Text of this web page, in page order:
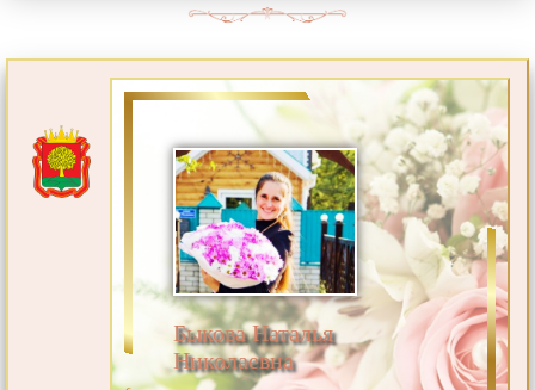
Быкова Наталья
Николаевна